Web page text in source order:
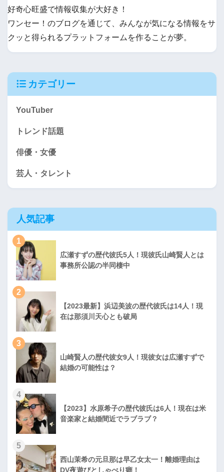
好奇心旺盛で情報収集が大好き！
ワンセー！のブログを通じて、みんなが気になる情報をサ
クッと得られるプラットフォームを作ることが夢。
カテゴリー
YouTuber
トレンド話題
俳優・女優
芸人・タレント
人気記事
1
広瀬すずの歴代彼氏5人！現彼氏山崎賢人とは
事務所公認の半同棲中
2
【2023最新】浜辺美波の歴代彼氏は14人！現
在は那須川天心とも破局
3
山崎賢人の歴代彼女9人！現彼女は広瀬すずで
結婚の可能性は？
4
【2023】水原希子の歴代彼氏は6人！現在は米
音楽家と結婚間近でラブラブ？
5
西山茉希の元旦那は早乙女太一！離婚理由は
DV夜遊びとしゃべり癖！